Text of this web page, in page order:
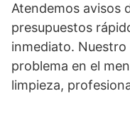
Atendemos avisos
presupuestos
inmediato.
problema en el
limpieza,